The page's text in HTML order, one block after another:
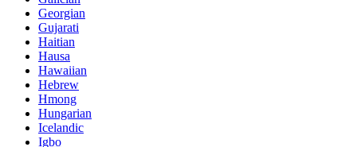
Georgian
Gujarati
Haitian
Hausa
Hawaiian
Hebrew
Hmong
Hungarian
Icelandic
Igbo